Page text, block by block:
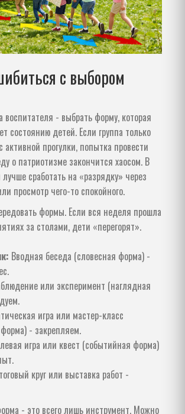
с выбором
воспитателя - выбрать форму, которая
состоянию детей. Если группа только
активной прогулки, попытка провести
о патриотизме закончится хаосом. В
сработать на «разрядку» через
просмотр чего-то спокойного.
формы. Если вся неделя прошла
за столами, дети «перегорят».
Вводная беседа (словесная форма) -
или эксперимент (наглядная
игра или мастер-класс
- закрепляем.
игра или квест (событийная форма)
круг или выставка работ -
- это всего лишь инструмент. Можно